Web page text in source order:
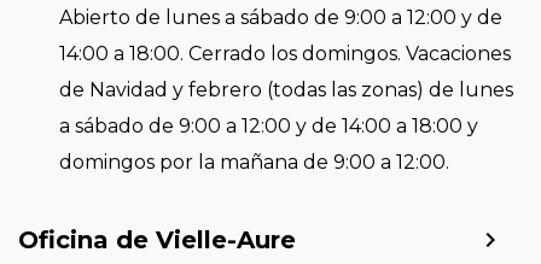
Abierto de lunes a sábado de 9:00 a 12:00 y de
14:00 a 18:00. Cerrado los domingos. Vacaciones
de Navidad y febrero (todas las zonas) de lunes
a sábado de 9:00 a 12:00 y de 14:00 a 18:00 y
domingos por la mañana de 9:00 a 12:00.
Oficina de Vielle-Aure